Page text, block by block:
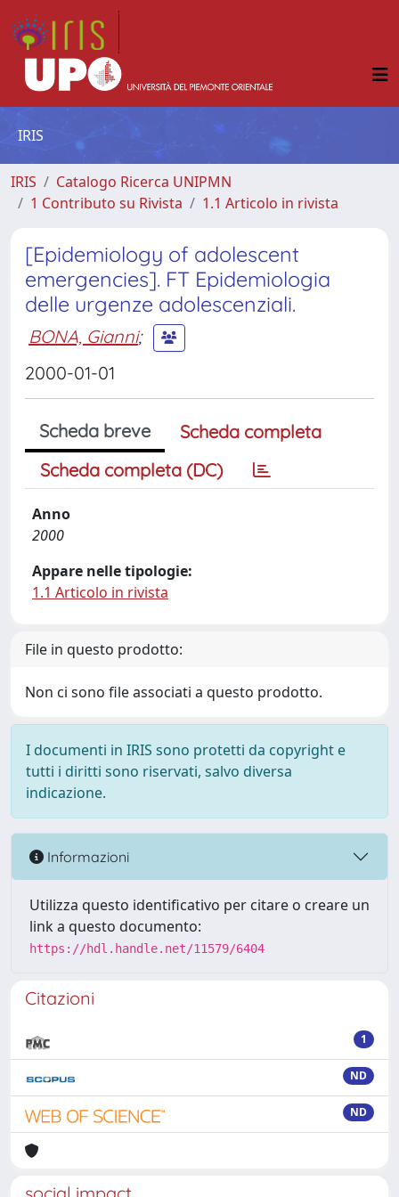
IRIS
IRIS
Catalogo Ricerca UNIPMN
1 Contributo su Rivista
1.1 Articolo in rivista
[Epidemiology of adolescent
emergencies]. FT Epidemiologia
delle urgenze adolescenziali.
BONA, Gianni;
2000-01-01
Scheda breve
Scheda completa
Scheda completa (DC)
Anno
2000
Appare nelle tipologie:
1.1 Articolo in rivista
File in questo prodotto:
Non ci sono file associati a questo prodotto.
I documenti in IRIS sono protetti da copyright e
tutti i diritti sono riservati, salvo diversa
indicazione.
Informazioni
Utilizza questo identificativo per citare o creare un
link a questo documento:
https://hdl.handle.net/11579/6404
Citazioni
1
ND
ND